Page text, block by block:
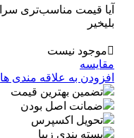
آیا قیمت مناسب‌تری سراغ
بلیخیر
موجود نیست
مقایسه
افزودن به علاقه مندی ها
تضمین بهترین قیمت
ضمانت اصل بودن
تحویل اکسپرس
بسته بندی زیبا